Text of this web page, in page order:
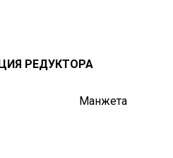
РЕДУКТОРА
Манжета